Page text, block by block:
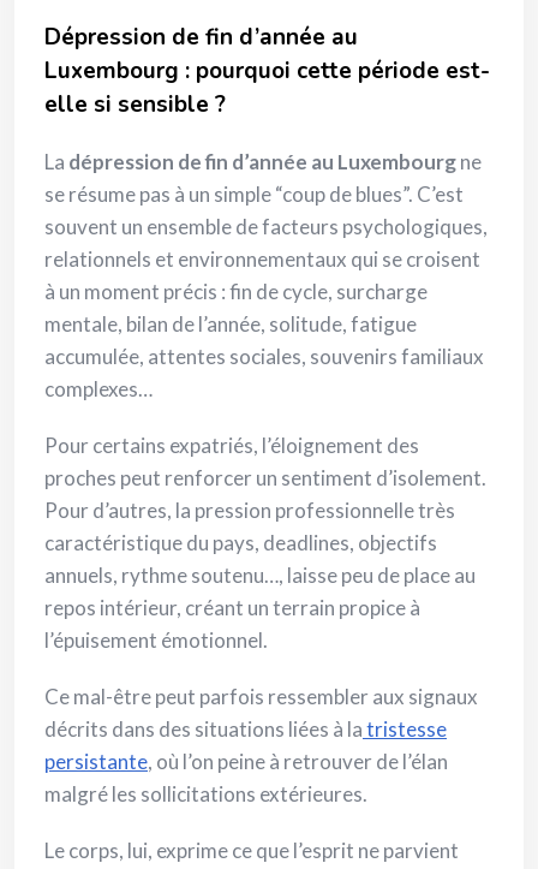
Dépression de fin d’année au
Luxembourg : pourquoi cette période est-
elle si sensible ?
La dépression de fin d’année au Luxembourgne
se résume pas à un simple “coup de blues”. C’est
souvent un ensemble de facteurs psychologiques,
relationnels et environnementaux qui se croisent
à un moment précis : fin de cycle, surcharge
mentale, bilan de l’année, solitude, fatigue
accumulée, attentes sociales, souvenirs familiaux
complexes…
Pour certains expatriés, l’éloignement des
proches peut renforcer un sentiment d’isolement.
Pour d’autres, la pression professionnelle très
caractéristique du pays, deadlines, objectifs
annuels, rythme soutenu…, laisse peu de place au
repos intérieur, créant un terrain propice à
l’épuisement émotionnel.
Ce mal-être peut parfois ressembler aux signaux
décrits dans des situations liées à latristesse
persistante, où l’on peine à retrouver de l’élan
malgré les sollicitations extérieures.
Le corps, lui, exprime ce que l’esprit ne parvient